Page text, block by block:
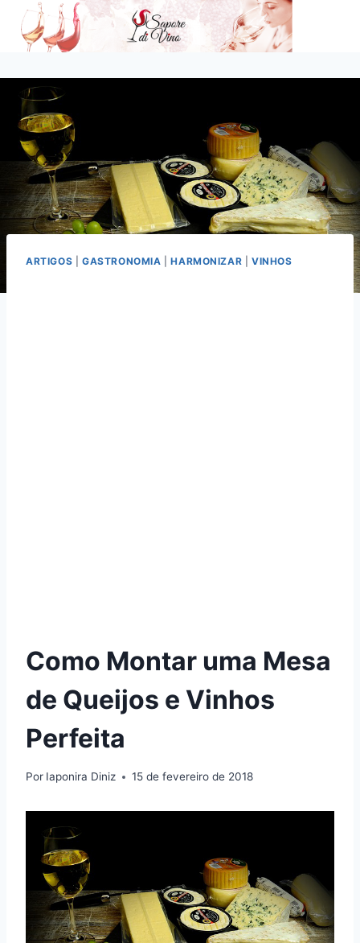
Pular
para
Conteúdo
ARTIGOS GASTRONOMIA |HARMONIZAR |VINHOS
Como Montar uma Mesa
de Queijos e Vinhos
Perfeita
Por Iaponira Diniz 15 de fevereiro de 2018